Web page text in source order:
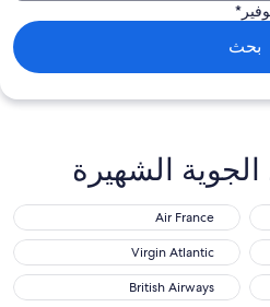
بحث
الشهيرة
Air France
Air France
Virgin Atlantic
Virgin Atlantic
British Airways
British Airways